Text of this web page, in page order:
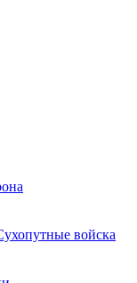
войска